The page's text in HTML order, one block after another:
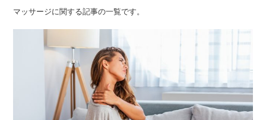
マッサージに関する記事の一覧です。